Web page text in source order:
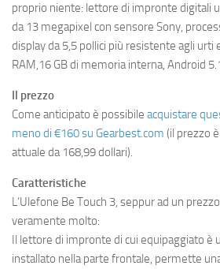
proprio niente: lettore di impronte digitali
da 13 megapixel con sensore Sony,
display da 5,5 pollici più resistente agli urti
RAM,16 GB di memoria interna, Android
Il prezzo
Come anticipato è possibile acquistare
meno di €160 su Gearbest.com (il prezzo
attuale da 168,99 dollari).
Caratteristiche
L’Ulefone Be Touch 3, seppur ad un
veramente molto:
Il lettore di impronte di cui equipaggiato è
installato nella parte frontale, permette